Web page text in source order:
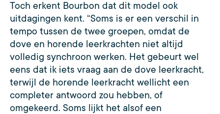
Toch erkent Bourbon dat dit model ook
uitdagingen kent. “Soms is er een verschil in
tempo tussen de twee groepen, omdat de
dove en horende leerkrachten niet altijd
volledig synchroon werken. Het gebeurt wel
eens dat ik iets vraag aan de dove leerkracht,
terwijl de horende leerkracht wellicht een
completer antwoord zou hebben, of
omgekeerd. Soms lijkt het alsof een